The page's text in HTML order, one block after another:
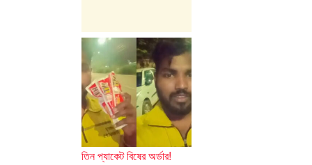
তিন প্যাকেট বিষের অর্ডার!